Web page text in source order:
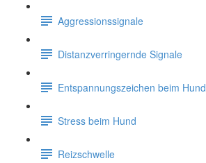
Aggressionssignale
Distanzverringernde Signale
Entspannungszeichen beim Hund
Stress beim Hund
Reizschwelle